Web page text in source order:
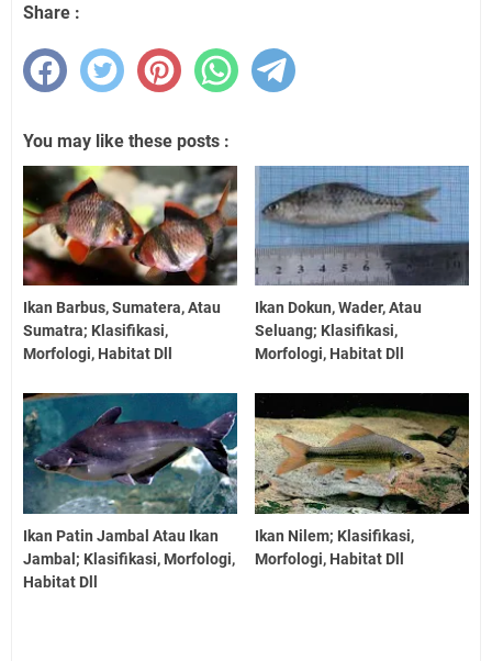
Share :
You may like these posts :
Ikan Barbus, Sumatera, Atau
Sumatra; Klasifikasi,
Morfologi, Habitat Dll
Ikan Dokun, Wader, Atau
Seluang; Klasifikasi,
Morfologi, Habitat Dll
Ikan Patin Jambal Atau Ikan
Jambal; Klasifikasi, Morfologi,
Habitat Dll
Ikan Nilem; Klasifikasi,
Morfologi, Habitat Dll